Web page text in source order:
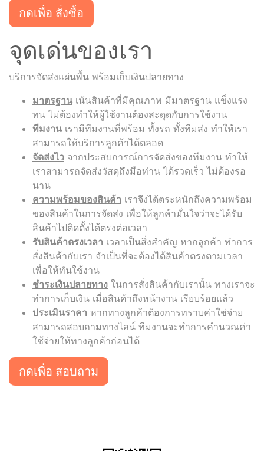
กดเพื่อ สั่งซื้อ
จุดเด่นของเรา
บริการจัดส่งแผ่นพื้น พร้อมเก็บเงินปลายทาง
มาตรฐาน เน้นสินค้าที่มีคุณภาพ มีมาตรฐาน แข็งแรง
ทน ไม่ต้องทำให้ผู้ใช้งานต้องสะดุดกับการใช้งาน
ทีมงาน เรามีทีมงานที่พร้อม ทั้งรถ ทั้งทีมส่ง ทำให้เรา
สามารถให้บริการลูกค้าได้ตลอด
จัดส่งไว จากประสบการณ์การจัดส่งของทีมงาน ทำให้
เราสามารถจัดส่งวัสดุถึงมือท่าน ได้รวดเร็ว ไม่ต้องรอ
นาน
ความพร้อมของสินค้า เราจึงได้ตระหนักถึงความพร้อม
ของสินค้าในการจัดส่ง เพื่อให้ลูกค้ามั่นใจว่าจะได้รับ
สินค้าไปติดตั้งได้ตรงต่อเวลา
รับสินค้าตรงเวลา เวลาเป็นสิ่งสำคัญ หากลูกค้า ทำการ
สั่งสินค้ากับเรา จำเป็นที่จะต้องได้สินค้าตรงตามเวลา
เพื่อให้ทันใช้งาน
ชำระเงินปลายทาง ในการสั่งสินค้ากับเรานั้น ทางเราจะ
ทำการเก็บเงิน เมื่อสินค้าถึงหน้างาน เรียบร้อยแล้ว
ประเมินราคา หากทางลูกค้าต้องการทราบค่าใช่จ่าย
สามารถสอบถามทางไลน์ ทีมงานจะทำการคำนวณค่า
ใช้จ่ายให้ทางลูกค้าก่อนได้
กดเพื่อ สอบถาม